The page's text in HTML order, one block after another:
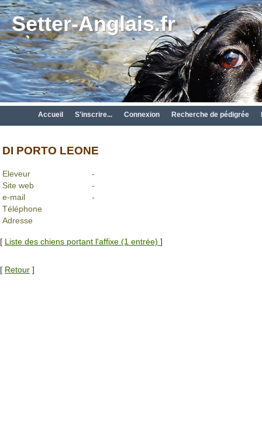
Setter-Anglais.fr
Accueil S'inscrire... Connexion Recherche de pédigrée
DI PORTO LEONE
Eleveur
-
Site web
-
e-mail
-
Téléphone
Adresse
[ Liste des chiens portant l'affixe (1 entrée) ]
[ Retour ]